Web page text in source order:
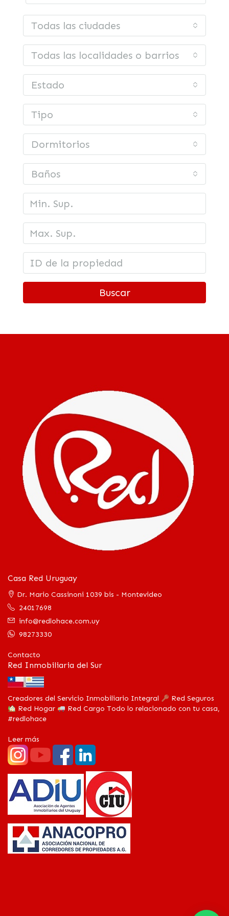
Todas las ciudades
Todas las localidades o barrios
Estado
Tipo
Dormitorios
Baños
Buscar
Casa Red Uruguay
Dr. Mario Cassinoni 1039 bis - Montevideo
24017698
info@redlohace.com.uy
98273330
Contacto
Red Inmobiliaria del Sur
Creadores del Servicio Inmobiliario Integral
Red Seguros
Red Hogar
Red Cargo Todo lo relacionado con tu casa,
#redlohace
Leer más